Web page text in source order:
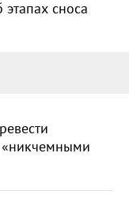
этапах сноса
«никчемными